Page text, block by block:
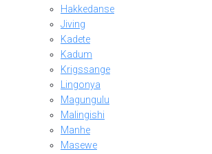
Hakkedanse
Jiving
Kadete
Kadum
Krigssange
Lingonya
Magungulu
Malingishi
Manhe
Masewe